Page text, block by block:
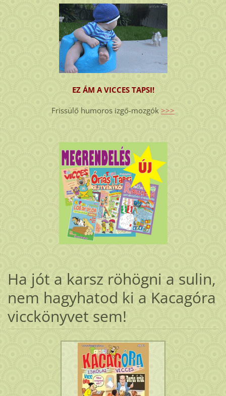
EZ ÁM A VICCES TAPSI!
Frissülő humoros izgő-mozgók >>>
Ha jót a karsz röhögni a sulin,
nem hagyhatod ki a Kacagóra
vicckönyvet sem!